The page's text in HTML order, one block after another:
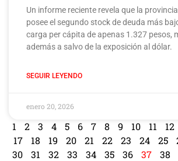
Un informe reciente revela que la
posee el segundo stock de deuda más
carga per cápita de apenas 1.327 pesos,
además a salvo de la exposición al dólar.
SEGUIR LEYENDO
enero 20, 2026
1 2 3 4 5 6 7 8 9 10 11 12
17
18 19 20 21 22 23 24 25
30
31 32 33 34 35 36 37 38